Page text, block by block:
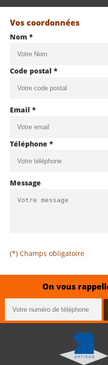
Vos coordonnées
Nom *
Code postal *
Email *
Téléphone *
Message
(*) Champs obligatoire
On vous